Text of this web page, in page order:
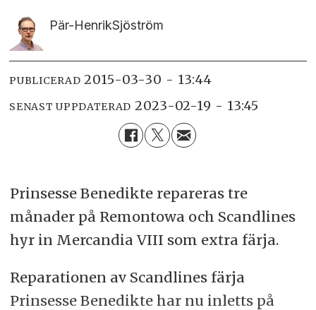
Pär-HenrikSjöström
PUBLICERAD 2015-03-30 - 13:44
SENAST UPPDATERAD 2023-02-19 - 13:45
Prinsesse Benedikte repareras tre
månader på Remontowa och Scandlines
hyr in Mercandia VIII som extra färja.
Reparationen av Scandlines färja
Prinsesse Benedikte har nu inletts på